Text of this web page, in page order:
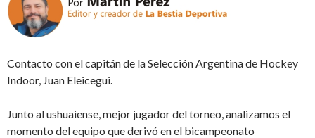
Contacto con el capitán de la Selección Argentina de Hockey
Indoor, Juan Eleicegui.
Junto al ushuaiense, mejor jugador del torneo, analizamos el
momento del equipo que derivó en el bicampeonato